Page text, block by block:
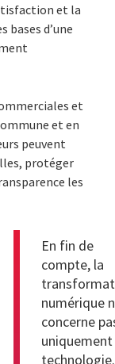
et la
d’une
et
et en
peuvent
protéger
les
En fin de
compte, la
numérique
concerne